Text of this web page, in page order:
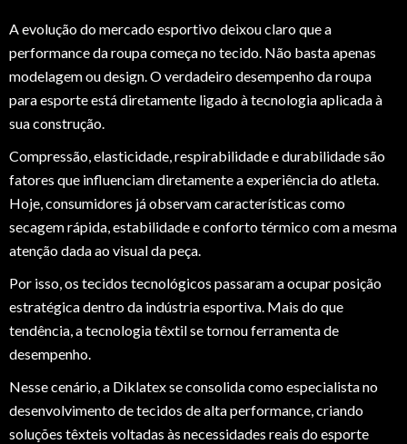
A evolução do mercado esportivo deixou claro que a
performance da roupa começa no tecido. Não basta apenas
modelagem ou design. O verdadeiro desempenho da roupa
para esporte está diretamente ligado à tecnologia aplicada à
sua construção.
Compressão, elasticidade, respirabilidade e durabilidade são
fatores que influenciam diretamente a experiência do atleta.
Hoje, consumidores já observam características como
secagem rápida, estabilidade e conforto térmico com a mesma
atenção dada ao visual da peça.
Por isso, os tecidos tecnológicos passaram a ocupar posição
estratégica dentro da indústria esportiva. Mais do que
tendência, a tecnologia têxtil se tornou ferramenta de
desempenho.
Nesse cenário, a Diklatex se consolida como especialista no
desenvolvimento de tecidos de alta performance, criando
soluções têxteis voltadas às necessidades reais do esporte